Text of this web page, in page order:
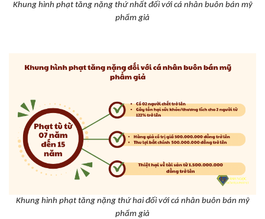
Khung hình phạt tăng nặng thứ nhất đối với cá nhân buôn bán mỹ
phẩm giả
Khung hình phạt tăng nặng thứ hai đối với cá nhân buôn bán mỹ
phẩm giả